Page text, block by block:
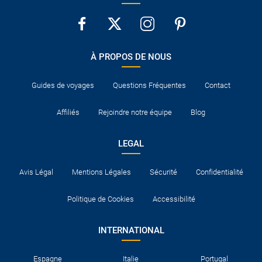
À PROPOS DE NOUS
Guides de voyages Questions Fréquentes Contact
Affiliés Rejoindre notre équipe Blog
LEGAL
Avis Légal Mentions Légales Sécurité Confidentialité
Politique de Cookies Accessibilité
INTERNATIONAL
Espagne Italie Portugal